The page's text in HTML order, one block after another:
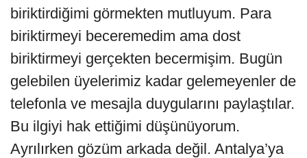
biriktirdiğimi görmekten mutluyum. Para
biriktirmeyi beceremedim ama dost
biriktirmeyi gerçekten becermişim. Bugün
gelebilen üyelerimiz kadar gelemeyenler de
telefonla ve mesajla duygularını paylaştılar.
Bu ilgiyi hak ettiğimi düşünüyorum.
Ayrılırken gözüm arkada değil. Antalya’ya